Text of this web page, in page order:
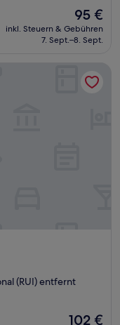
Der
Preis
beträgt
95 €
inkl. Steuern & Gebühren
7. Sept.–8. Sept.
(RUI) entfernt
Der
102 €